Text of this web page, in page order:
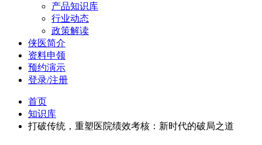
产品知识库
行业动态
政策解读
侠医简介
资料申领
预约演示
登录/注册
首页
知识库
打破传统，重塑医院绩效考核：新时代的破局之道